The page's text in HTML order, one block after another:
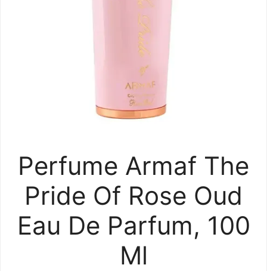
Perfume Armaf The
Pride Of Rose Oud
Eau De Parfum, 100
Ml